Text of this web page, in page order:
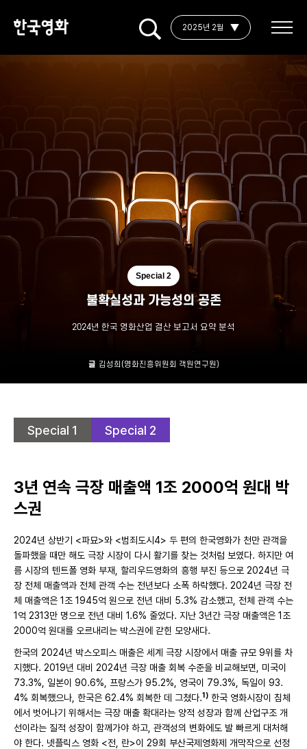
2025년 2월
Special 2
불확실성과 가능성의 공존
2024년 한국 영화산업 결산 보고서 요약 분석
글 김성희(영화진흥위원회 객원연구원)
Special 1 Special 2
3년 연속 극장 매출액 1조 2000억 원대 박
스권
2024년 상반기 <파묘>와 <범죄도시4> 두 편의 한국영화가 천만 관객을
돌파했을 때만 해도 극장 시장이 다시 활기를 찾는 것처럼 보였다. 하지만 여
름 시장의 텐트폴 영화 부재, 할리우드영화의 흥행 부진 등으로 2024년 극
장 전체 매출액과 전체 관객 수는 전년보다 소폭 하락했다. 2024년 극장 전
체 매출액은 1조 1945억 원으로 전년 대비 5.3% 감소했고, 전체 관객 수는
1억 2313만 명으로 전년 대비 1.6% 줄었다. 지난 3년간 극장 매출액은 1조
2000억 원대를 오르내리는 박스권에 갇힌 모양새다.
한국의 2024년 박스오피스 매출은 세계 극장 시장에서 매출 규모 9위를 차
지했다. 2019년 대비 2024년 극장 매출 회복 수준을 비교해보면, 미국이
73.3%, 일본이 90.6%, 프랑스가 95.2%, 영국이 79.3%, 독일이 93.
4% 회복했으나, 한국은 62.4% 회복한 데 그쳤다.1) 한국 영화시장이 침체
에서 벗어나기 위해서는 극장 매출 확대라는 양적 성장과 함께 산업구조 개
선이라는 질적 성장이 함께가야 하고, 관객성의 변화에도 발 빠르게 대처해
야 한다. 넷플릭스 영화 <전, 란>이 29회 부산국제영화제 개막작으로 선정